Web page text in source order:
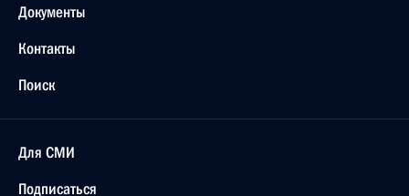
Документы
Контакты
Поиск
Для СМИ
Подписаться